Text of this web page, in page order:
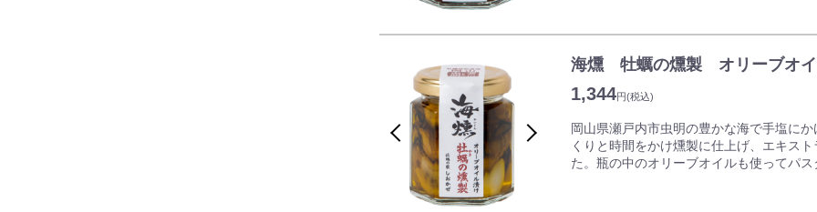
【岡山かきについて...】
でわずか1年で育ちます。濃厚な味わいで
ったままなことも特徴です。
海燻 牡蠣の燻製 オリーブオイ
1,344円(税込)
岡山県瀬戸内市虫明の豊かな海で手塩に
くりと時間をかけ燻製に仕上げ、エキス
た。瓶の中のオリーブオイルも使ってパ